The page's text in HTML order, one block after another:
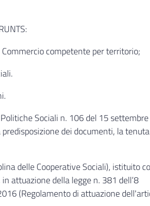
competente per territorio;
Sociali n. 106 del 15
dei documenti, la
delle Cooperative Sociali), istituito
attuazione della legge n. 381 dell’8
(Regolamento di attuazione